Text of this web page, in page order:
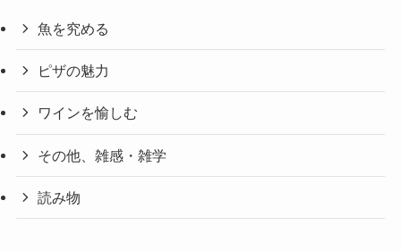
魚を究める
ピザの魅力
ワインを愉しむ
その他、雑感・雑学
読み物